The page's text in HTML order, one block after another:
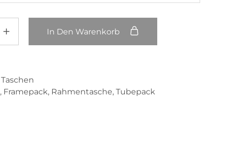
In Den Warenkorb
Taschen
, Framepack, Rahmentasche, Tubepack